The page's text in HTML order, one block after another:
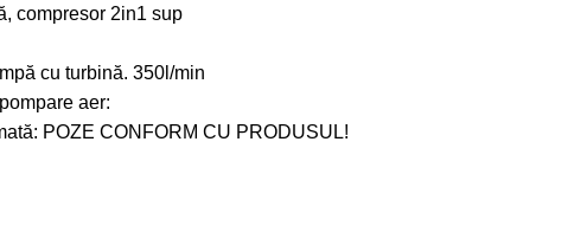
compresor 2in1 sup
cu turbină. 350l/min
aer:
POZE CONFORM CU PRODUSUL!